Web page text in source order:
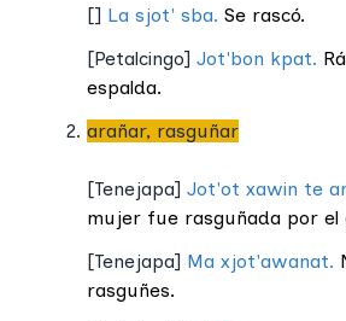
[] La sjot' sba. Se rascó.
[Petalcingo] Jot'bon kpat.
espalda.
arañar, rasguñar
[Tenejapa] Jot'ot xawin te
mujer fue rasguñada por el
[Tenejapa] Ma xjot'awanat.
rasguñes.